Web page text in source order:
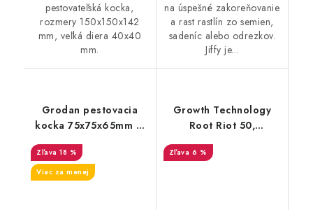
pestovateľská kocka,
rozmery 150x150x142
mm, veľká diera 40x40
mm.
na úspešné zakoreňovanie
a rast rastlín zo semien,
sadeníc alebo odrezkov.
Jiffy je...
Grodan pestovacia
kocka 75x75x65mm –
18 %
Viac za menej
Growth Technology
Root Riot 50,
sadbovača (50 ks)
6 %